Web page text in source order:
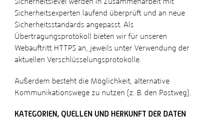
Sicherheitsexperten laufend überprüft und an neue
Sicherheitsstandards angepasst. Als
Übertragungsprotokoll bieten wir für unseren
Webauftritt HTTPS an, jeweils unter Verwendung der
aktuellen Verschlüsselungsprotokolle.
Außerdem besteht die Möglichkeit, alternative
Kommunikationswege zu nutzen (z. B. den Postweg).
KATEGORIEN, QUELLEN UND HERKUNFT DER DATEN